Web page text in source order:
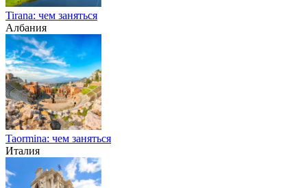
Tirana: чем заняться
Албания
Taormina: чем заняться
Италия